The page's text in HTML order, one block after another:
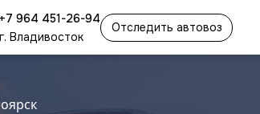
+7 964 451-26-94
г. Владивосток
Отследить автовоз